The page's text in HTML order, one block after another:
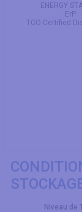
ENERGY
ErP
TCO Certified
Niveau de